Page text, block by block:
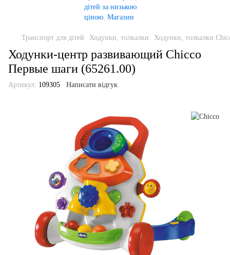
Транспорт для дітей Ходунки, толкалки Ходунки, толкалки
Ходунки-центр развивающий Chicco
Первые шаги (65261.00)
Артикул: 109305 Написати відгук